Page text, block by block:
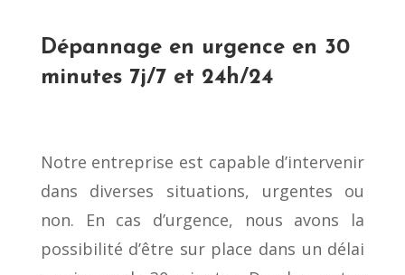
Dépannage en urgence en 30
minutes 7j/7 et 24h/24
Notre entreprise est capable d’intervenir
dans diverses situations, urgentes ou
non. En cas d’urgence, nous avons la
possibilité d’être sur place dans un délai